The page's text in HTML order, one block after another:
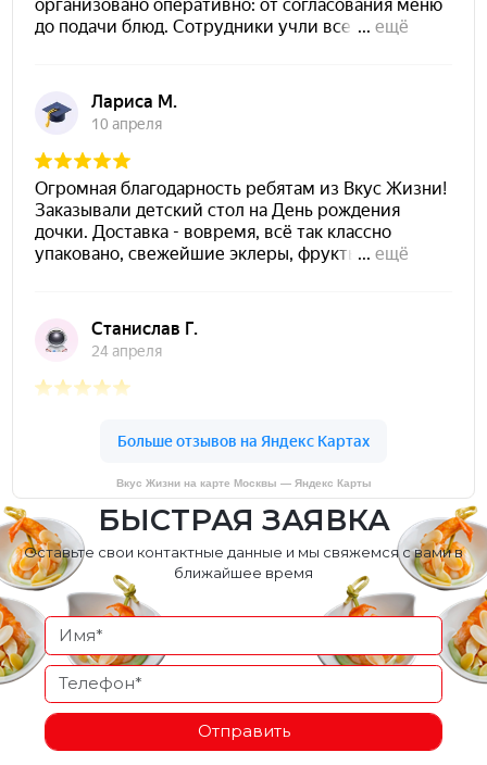
Вкус Жизни на карте Москвы — Яндекс Карты
БЫСТРАЯ ЗАЯВКА
Оставьте свои контактные данные и мы свяжемся с вами в
ближайшее время
Отправить